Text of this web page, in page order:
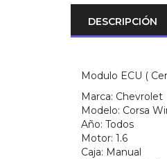
DESCRIPCIÓN
Modulo ECU (
Marca: Chevrolet
Modelo: Corsa
Año: Todos
Motor: 1.6
Caja: Manual